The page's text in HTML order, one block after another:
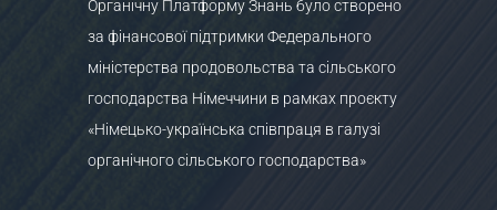
Органічну Платформу Знань було створено
за фінансової підтримки Федерального
міністерства продовольства та сільського
господарства Німеччини в рамках проєкту
«Німецько-українська співпраця в галузі
органічного сільського господарства»